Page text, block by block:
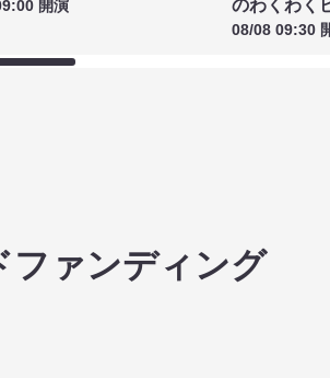
開演
のわくわく
08/08 09:30
ファンディング